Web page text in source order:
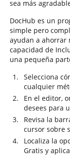
sea más
DocHub es un
simple pero
ayudan a ahorrar
capacidad de
una pequeña
Selecciona
cualquier
En el editor,
desees para
Revisa la
cursor sobre
Localiza la
Gratis y